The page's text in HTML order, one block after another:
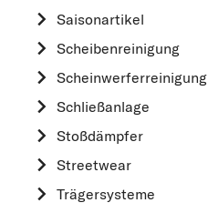
Saisonartikel
Scheibenreinigung
Scheinwerferreinigung
Schließanlage
Stoßdämpfer
Streetwear
Trägersysteme